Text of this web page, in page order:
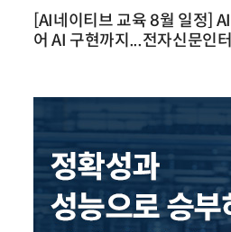
[AI네이티브 교육 8월 일정]
어 AI 구현까지...전자신문인